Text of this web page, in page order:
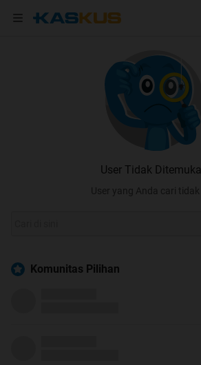
User Tidak
User yang Anda cari tidak
Komunitas Pilihan